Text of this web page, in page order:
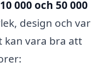
10 000 och 50 000
design och var
kan vara bra att